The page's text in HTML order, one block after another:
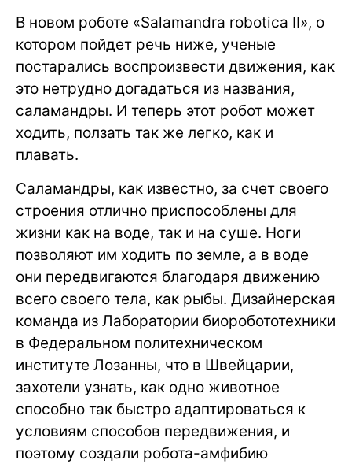
В новом роботе «Salamandra robotica II», о
котором пойдет речь ниже, ученые
постарались воспроизвести движения, как
это нетрудно догадаться из названия,
саламандры. И теперь этот робот может
ходить, ползать так же легко, как и
плавать.
Саламандры, как известно, за счет своего
строения отлично приспособлены для
жизни как на воде, так и на суше. Ноги
позволяют им ходить по земле, а в воде
они передвигаются благодаря движению
всего своего тела, как рыбы. Дизайнерская
команда из Лаборатории биоробототехники
в Федеральном политехническом
институте Лозанны, что в Швейцарии,
захотели узнать, как одно животное
способно так быстро адаптироваться к
условиям способов передвижения, и
поэтому создали робота-амфибию